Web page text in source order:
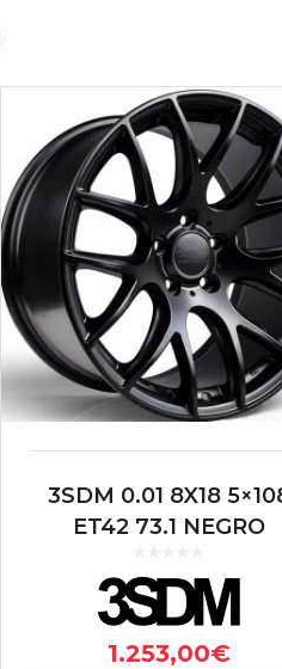
3SDM 0.01 8X18
ET42 73.1 NEGRO
1.253,00€